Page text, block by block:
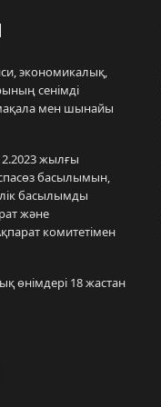
экономикалық,
сенімді
мен шынайы
жылғы
басылымын,
басылымды
және
комитетімен
өнімдері 18 жастан